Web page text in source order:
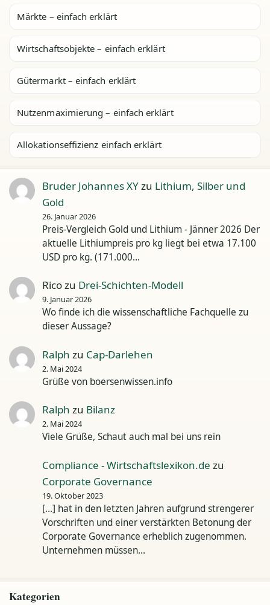
Märkte – einfach erklärt
Wirtschaftsobjekte – einfach erklärt
Gütermarkt – einfach erklärt
Nutzenmaximierung – einfach erklärt
Allokationseffizienz einfach erklärt
Bruder Johannes XYzu Lithium, Silber und
Gold
26. Januar 2026
Preis-Vergleich Gold und Lithium - Jänner 2026 Der
aktuelle Lithiumpreis pro kg liegt bei etwa 17.100
USD pro kg. (171.000…
Ricozu Drei-Schichten-Modell
9. Januar 2026
Wo finde ich die wissenschaftliche Fachquelle zu
dieser Aussage?
Ralph zu Cap-Darlehen
2. Mai 2024
Grüße von boersenwissen.info
Ralph zu Bilanz
2. Mai 2024
Viele Grüße, Schaut auch mal bei uns rein
Compliance - Wirtschaftslexikon.de zu
Corporate Governance
19. Oktober 2023
[…] hat in den letzten Jahren aufgrund strengerer
Vorschriften und einer verstärkten Betonung der
Corporate Governance erheblich zugenommen.
Unternehmen müssen…
Kategorien